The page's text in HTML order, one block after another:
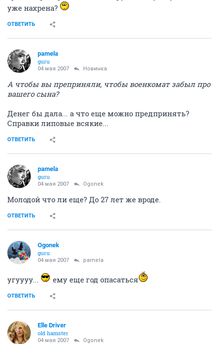
уже нахрена?
ОТВЕТИТЬ
pamela
guru
04 мая 2007 Новинка
А чтобы вы преприняли, чтобы военкомат забыл про
вашего сына?
Денег бы дала... а что еще можно предпринять?
Справки липовые всякие...
ОТВЕТИТЬ
pamela
guru
04 мая 2007 Ogonek
Молодой что ли еще? До 27 лет же вроде.
ОТВЕТИТЬ
Ogonek
guru
04 мая 2007 pamela
угуууу... ему еще год опасаться
ОТВЕТИТЬ
Elle Driver
old hamster
04 мая 2007 Ogonek